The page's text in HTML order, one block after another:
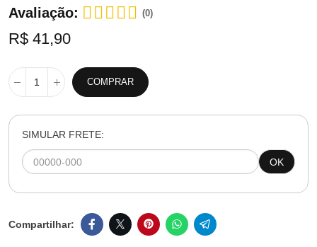
Avaliação:
(0)
R$ 41,90
COMPRAR
SIMULAR FRETE:
OK